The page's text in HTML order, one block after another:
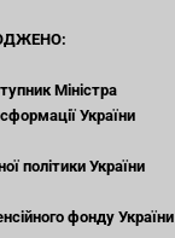
Міністра
України
політики України
фонду України